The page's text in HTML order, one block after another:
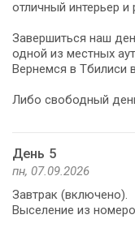
отличный интерьер
Завершиться наш
одной из местных
Вернемся в Тбилиси
Либо свободный
День 5
пн, 07.09.2026
Завтрак (включено).
Выселение из